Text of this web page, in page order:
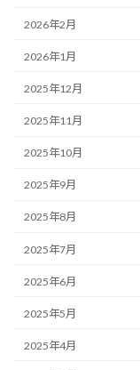
2026年2月
2026年1月
2025年12月
2025年11月
2025年10月
2025年9月
2025年8月
2025年7月
2025年6月
2025年5月
2025年4月